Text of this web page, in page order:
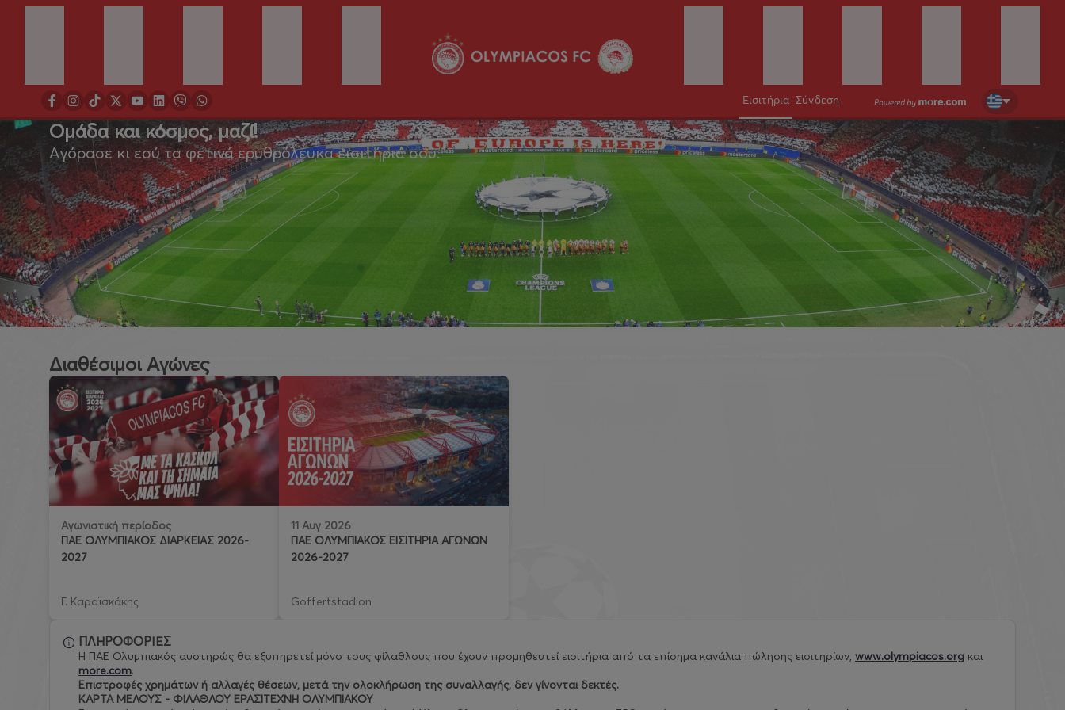
Εισιτήρια Σύνδεση
Ομάδα και κόσμος, μαζί!
Αγόρασε κι εσύ τα φετινά ερυθρόλευκα εισιτήριά σου.
Διαθέσιμοι Αγώνες
Αγωνιστική περίοδος
ΠΑΕ ΟΛΥΜΠΙΑΚΟΣ ΔΙΑΡΚΕΙΑΣ 2026-
2027
Γ. Καραϊσκάκης
11 Αυγ 2026
ΠΑΕ ΟΛΥΜΠΙΑΚΟΣ ΕΙΣΙΤΗΡΙΑ ΑΓΩΝΩΝ
2026-2027
Goffertstadion
ΠΛΗΡΟΦΟΡΙΕΣ
Η ΠΑΕ Ολυμπιακός αυστηρώς θα εξυπηρετεί μόνο τους φίλαθλους που έχουν προμηθευτεί εισιτήρια από τα επίσημα κανάλια πώλησης εισιτηρίων, www.olympiacos.org και
more.com.
Eπιστροφές χρημάτων ή αλλαγές θέσεων, μετά την ολοκλήρωση της συναλλαγής, δεν γίνονται δεκτές.
ΚΑΡΤΑ ΜΕΛΟΥΣ - ΦΙΛΑΘΛΟΥ ΕΡΑΣΙΤΕΧΝΗ ΟΛΥΜΠΙΑΚΟΥ